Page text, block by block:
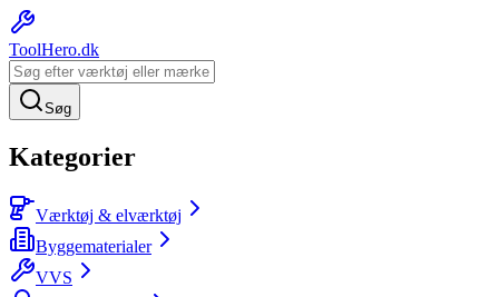
ToolHero.dk
Søg
Kategorier
Værktøj & elværktøj
Byggematerialer
VVS